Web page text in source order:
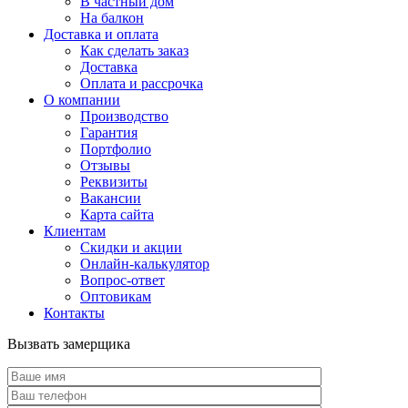
На балкон
Доставка и оплата
Как сделать заказ
Доставка
Оплата и рассрочка
О компании
Производство
Гарантия
Портфолио
Отзывы
Реквизиты
Вакансии
Карта сайта
Клиентам
Скидки и акции
Онлайн-калькулятор
Вопрос-ответ
Оптовикам
Контакты
Вызвать замерщика